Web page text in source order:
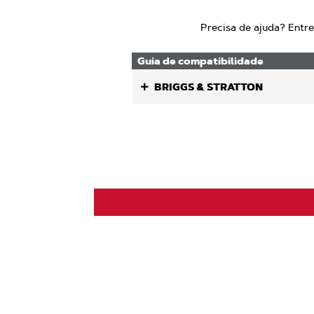
Precisa de ajuda?
Guia de compatibilidade
BRIGGS & STRATTON